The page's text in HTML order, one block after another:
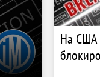
На США